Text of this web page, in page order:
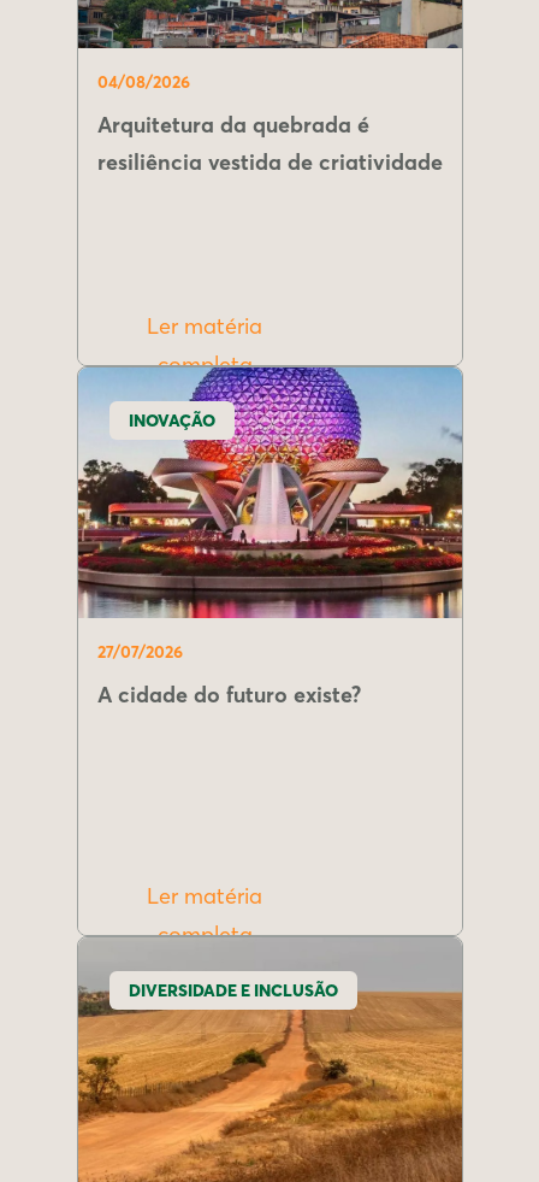
04/08/2026
Arquitetura da quebrada é
resiliência vestida de criatividade
Ler matéria
completa
INOVAÇÃO
27/07/2026
A cidade do futuro existe?
Ler matéria
completa
DIVERSIDADE E INCLUSÃO